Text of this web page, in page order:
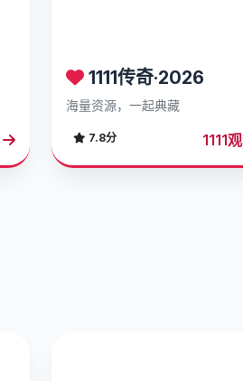
1111传奇·2026
海量资源，一起典藏
7.8分 1111